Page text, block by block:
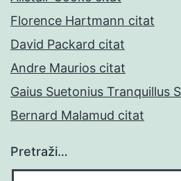
Florence Hartmann citat
David Packard citat
Andre Maurios citat
Gaius Suetonius Tranquillus
Bernard Malamud citat
Pretraži…